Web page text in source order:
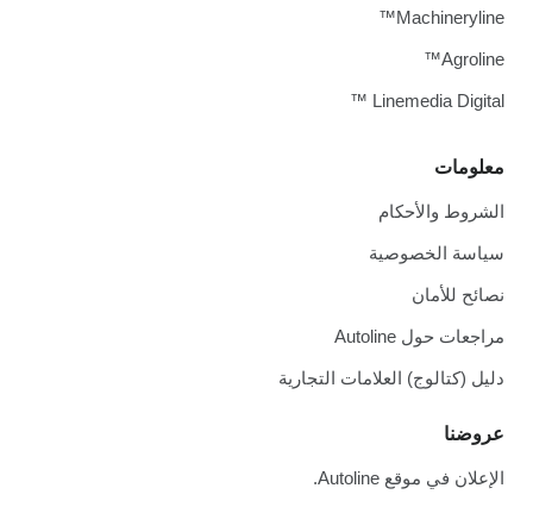
معلومات
الشروط والأحكام
سياسة الخصوصية
نصائح للأمان
مراجعات حول Autoline
دليل (كتالوج) العلامات التجارية
عروضنا
الإعلان في موقع Autoline.
Machineryline™
Agroline™
Linemedia Digital ™